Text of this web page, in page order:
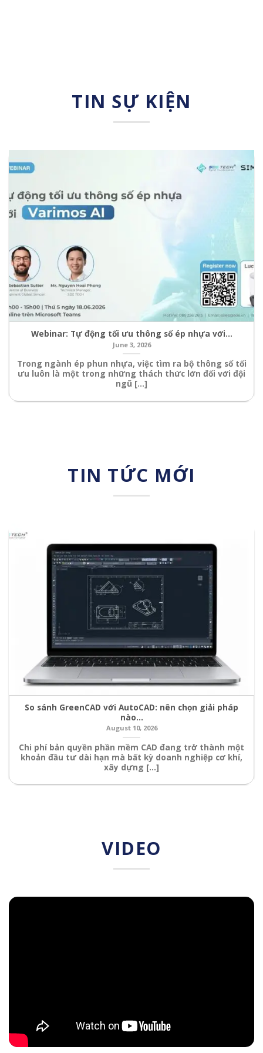
TIN SỰ KIỆN
Webinar: Tự động tối ưu thông số ép nhựa với…
June 3, 2026
Trong ngành ép phun nhựa, việc tìm ra bộ thông số tối
ưu luôn là một trong những thách thức lớn đối với đội
ngũ [...]
TIN TỨC MỚI
So sánh GreenCAD với AutoCAD: nên chọn giải pháp
nào…
August 10, 2026
Chi phí bản quyền phần mềm CAD đang trở thành một
khoản đầu tư dài hạn mà bất kỳ doanh nghiệp cơ khí,
xây dựng [...]
VIDEO